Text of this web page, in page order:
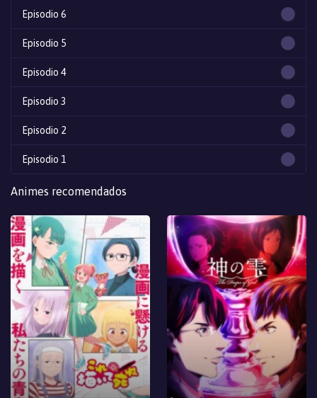
Episodio 6
Episodio 5
Episodio 4
Episodio 3
Episodio 2
Episodio 1
Animes recomendados